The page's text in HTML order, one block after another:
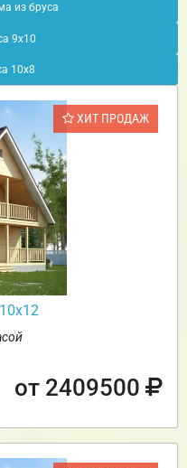
из бруса
9х10
10х8
ХИТ ПРОДАЖ
от 2409500